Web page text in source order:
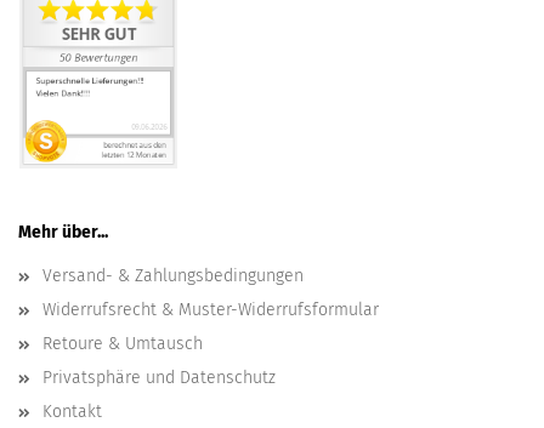
Mehr über...
Versand- & Zahlungsbedingungen
Widerrufsrecht & Muster-Widerrufsformular
Retoure & Umtausch
Privatsphäre und Datenschutz
Kontakt